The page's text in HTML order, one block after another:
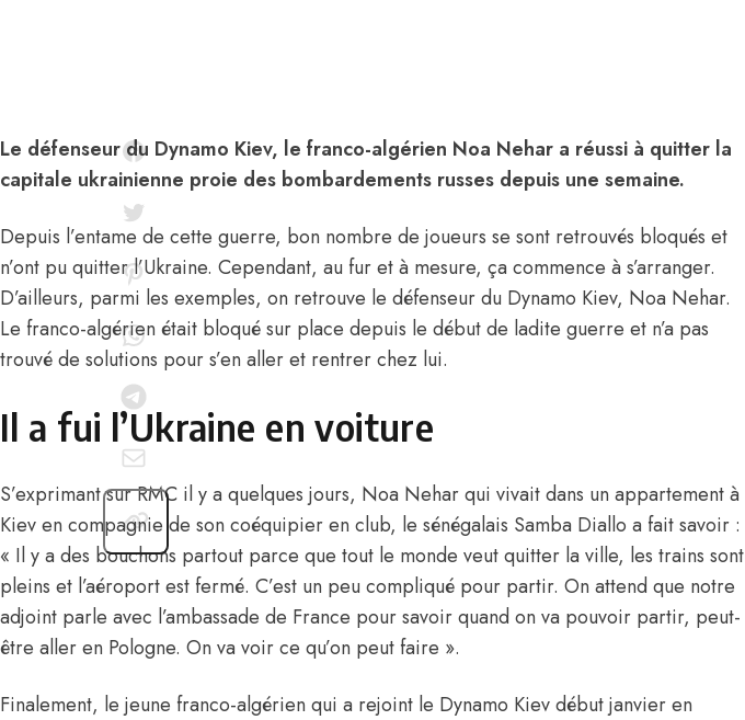
Le défenseur du Dynamo Kiev, le franco-algérien Noa Nehar a réussi à quitter la
capitale ukrainienne proie des bombardements russes depuis une semaine.
Depuis l’entame de cette guerre, bon nombre de joueurs se sont retrouvés bloqués et
n’ont pu quitter l’Ukraine. Cependant, au fur et à mesure, ça commence à s’arranger.
D’ailleurs, parmi les exemples, on retrouve le défenseur du Dynamo Kiev, Noa Nehar.
Le franco-algérien était bloqué sur place depuis le début de ladite guerre et n’a pas
trouvé de solutions pour s’en aller et rentrer chez lui.
Il a fui l’Ukraine en voiture
S’exprimant sur RMC il y a quelques jours, Noa Nehar qui vivait dans un appartement à
Kiev en compagnie de son coéquipier en club, le sénégalais Samba Diallo a fait savoir :
« Il y a des bouchons partout parce que tout le monde veut quitter la ville, les trains sont
pleins et l’aéroport est fermé. C’est un peu compliqué pour partir. On attend que notre
adjoint parle avec l’ambassade de France pour savoir quand on va pouvoir partir, peut-
être aller en Pologne. On va voir ce qu’on peut faire ».
Finalement, le jeune franco-algérien qui a rejoint le Dynamo Kiev début janvier en